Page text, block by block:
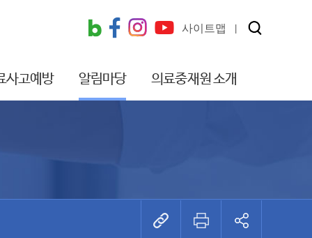
사이트맵
사고예방 알림마당 의료중재원 소개